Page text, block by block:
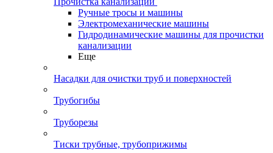
Ручные тросы и машины
Электромеханические машины
Гидродинамические машины для прочистки
канализации
Еще
Насадки для очистки труб и поверхностей
Трубогибы
Труборезы
Тиски трубные, трубоприжимы